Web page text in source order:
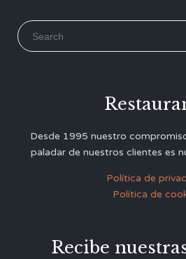
Search for:
Desde 1995 nuestro
paladar de nuestros clientes es
Política de
Política de
Recibe